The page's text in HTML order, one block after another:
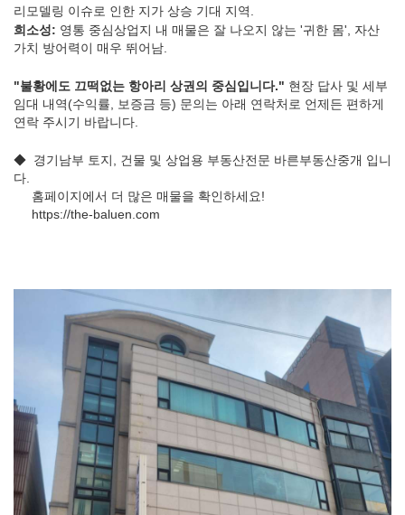
리모델링 이슈로 인한 지가 상승 기대 지역.
희소성: 영통 중심상업지 내 매물은 잘 나오지 않는 '귀한 몸', 자산
가치 방어력이 매우 뛰어남.
"불황에도 끄떡없는 항아리 상권의 중심입니다." 현장 답사 및 세부
임대 내역(수익률, 보증금 등) 문의는 아래 연락처로 언제든 편하게
연락 주시기 바랍니다.
◆ 경기남부 토지, 건물 및 상업용 부동산전문 바른부동산중개 입니
다.
홈페이지에서 더 많은 매물을 확인하세요!
https://the-baluen.com